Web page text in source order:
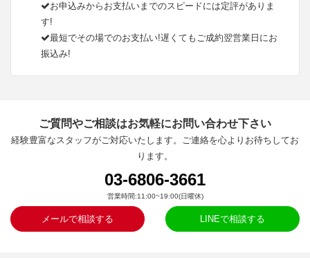
お申込みからお支払いまでのスピードには定評がありま
す!
最短でその場でのお支払い!遅くてもご成約翌営業日にお
振込み!
ご質問やご相談はお気軽にお問い合わせ下さい
経験豊富なスタッフがご対応いたします。ご連絡を心よりお待ちしてお
ります。
03-6806-3661
営業時間:11:00~19:00(日曜休)
メールで相談する LINEで相談する